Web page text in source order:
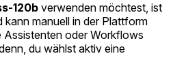
120b verwenden möchtest, ist
manuell in der Plattform
Assistenten oder Workflows
du wählst aktiv eine